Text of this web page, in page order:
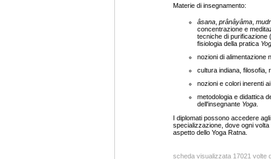
Materie di insegnamento:
âsana, prânâyâma,
concentrazione e
tecniche di purificazione (
fisiologia della pratica
nozioni di alimentazione
cultura indiana, filosofia,
nozioni e colori inerenti
metodologia e didattica
dell'insegnante Yoga.
I diplomati possono accedere
specializzazione, dove ogni
aspetto dello Yoga Ratna.
scheda visualizzata 17021 volte